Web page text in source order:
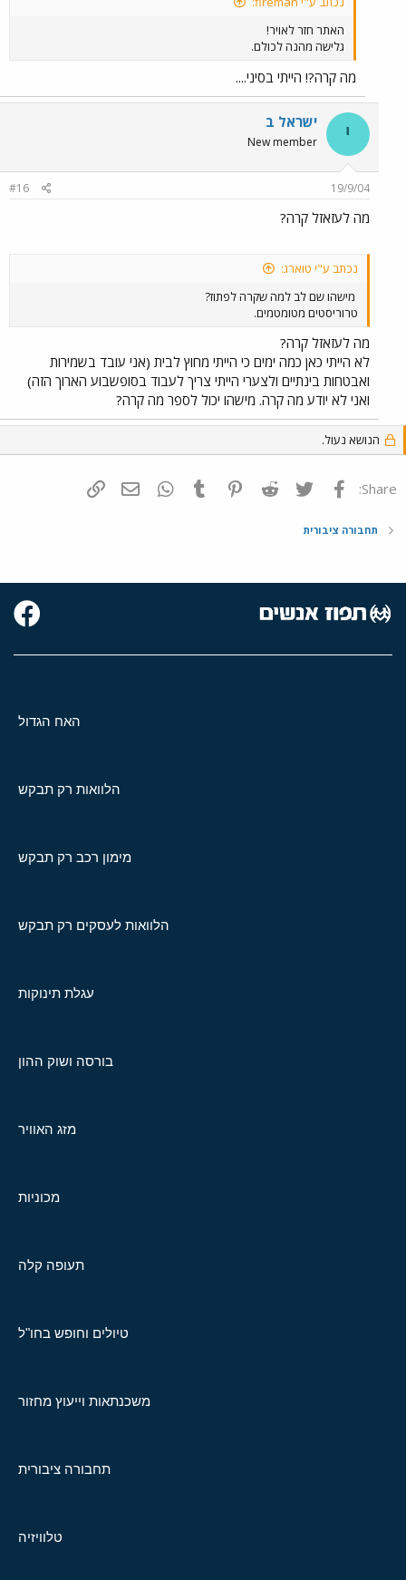
האתר חזר לאויר!
גלישה מהנה לכולם.
מה קרה?! הייתי בסיני....
י ישראל ב
New member
19/9/04
#16
מה לעזאזל קרה?
נכתב ע"י טוארג:
מישהו שם לב למה שקרה לפתוז?
טרוריסטים מטומטמים.
מה לעזאזל קרה?
לא הייתי כאן כמה ימים כי הייתי מחוץ לבית (אני עובד בשמירות
ואבטחות בינתיים ולצערי הייתי צריך לעבוד בסופשבוע הארוך הזה)
ואני לא יודע מה קרה. מישהו יכול לספר מה קרה?
הנושא נעול.
Share: פייסבוק Twitter
Reddit
Pinterest
Tumblr
WhatsAppדואר אלקטרוני
תחבורה ציבורית
האח הגדול
הלוואות רק תבקש
מימון רכב רק תבקש
הלוואות לעסקים רק תבקש
עגלת תינוקות
בורסה ושוק ההון
מזג האוויר
מכוניות
תעופה קלה
טיולים וחופש בחו"ל
משכנתאות וייעוץ מחזור
תחבורה ציבורית
טלוויזיה